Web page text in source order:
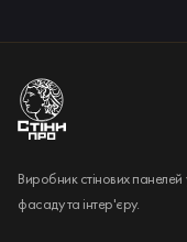
Виробник стінових
фасаду та інтер'єру.